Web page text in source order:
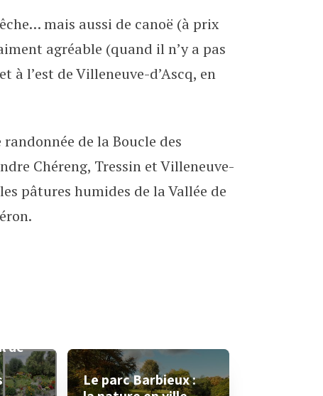
mais aussi de canoë (à prix
agréable (quand il n’y a pas
à l’est de Villeneuve-d’Ascq, en
de la Boucle des
Chéreng, Tressin et Villeneuve-
pâtures humides de la Vallée de
de
Le parc Barbieux :